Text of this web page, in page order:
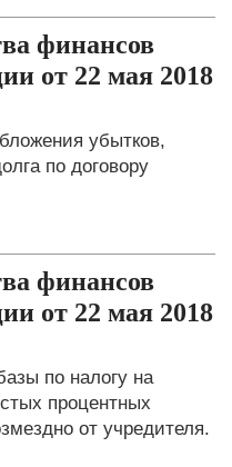
финансов
от 22 мая 2018
убытков,
по договору
финансов
от 22 мая 2018
по налогу на
процентных
от учредителя.